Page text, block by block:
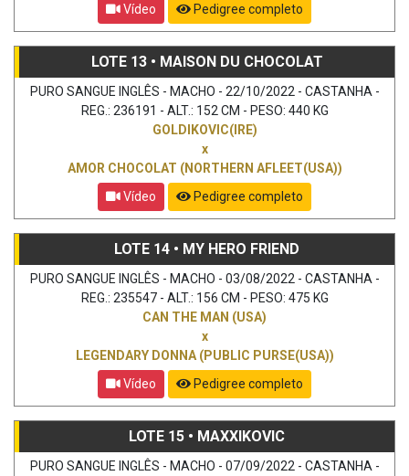
Vídeo
Pedigree completo
LOTE 13 • MAISON DU CHOCOLAT
PURO SANGUE INGLÊS - MACHO - 22/10/2022 - CASTANHA -
REG.: 236191 - ALT.: 152 CM - PESO: 440 KG
GOLDIKOVIC(IRE)
x
AMOR CHOCOLAT (NORTHERN AFLEET(USA))
Vídeo
Pedigree completo
LOTE 14 • MY HERO FRIEND
PURO SANGUE INGLÊS - MACHO - 03/08/2022 - CASTANHA -
REG.: 235547 - ALT.: 156 CM - PESO: 475 KG
CAN THE MAN (USA)
x
LEGENDARY DONNA (PUBLIC PURSE(USA))
Vídeo
Pedigree completo
LOTE 15 • MAXXIKOVIC
PURO SANGUE INGLÊS - MACHO - 07/09/2022 - CASTANHA -